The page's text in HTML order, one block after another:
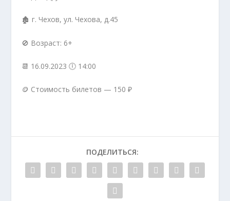
🏚 г. Чехов, ул. Чехова, д.45
🚫 Возраст: 6+
📆 16.09.2023 🕕 14:00
🪙 Стоимость билетов — 150 ₽
ПОДЕЛИТЬСЯ: